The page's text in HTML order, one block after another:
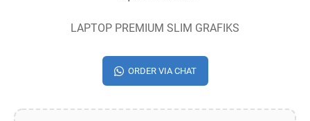
LAPTOP PREMIUM SLIM GRAFIKS
ORDER VIA CHAT